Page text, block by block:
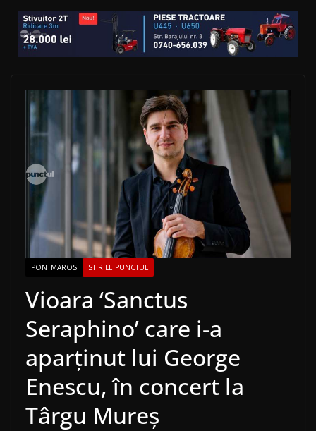
PONTMAROS STIRILE PUNCTUL
Vioara ‘Sanctus
Seraphino’ care i-a
aparținut lui George
Enescu, în concert la
Târgu Mureș